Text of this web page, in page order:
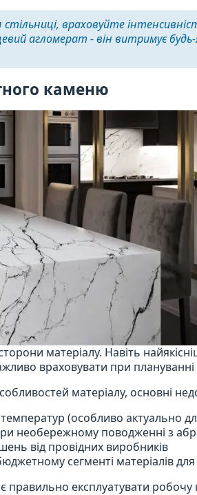
враховуйте
агломерат - він витримує
каменю
матеріалу. Навіть
враховувати при плануванні
матеріалу, основні
(особливо актуально
необережному поводженні з
від провідних виробників
сегменті матеріалів для
правильно експлуатувати